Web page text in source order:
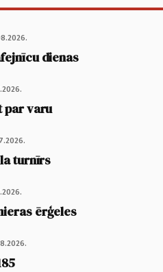
dienas
par varu
turnīrs
ērģeles